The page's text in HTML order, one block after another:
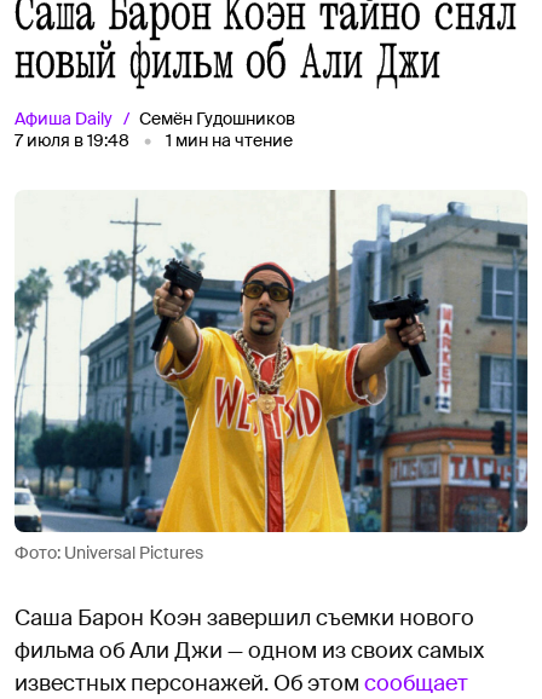
новый фильм об Али Джи
Афиша Daily
Семён Гудошников
7 июля в 19:48
1 мин на чтение
Фото: Universal Pictures
Саша Барон Коэн завершил съемки нового
фильма об Али Джи — одном из своих самых
известных персонажей. Об этом сообщает